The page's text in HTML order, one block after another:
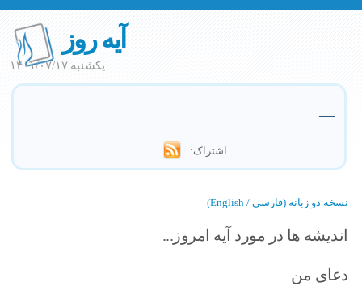
آیه روز
یکشنبه ۱۴۰۱/۰۷/۱۷
—
اشتراک:
نسخه دو زبانه (فارسی / English)
اندیشه ها در مورد آیه امروز...
دعای من